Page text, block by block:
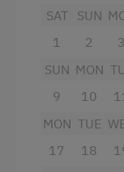
Radio
Extra
Towels
SAT
1
SUN
2
3
SUN
9
MON
10
MON
17
TUE
18